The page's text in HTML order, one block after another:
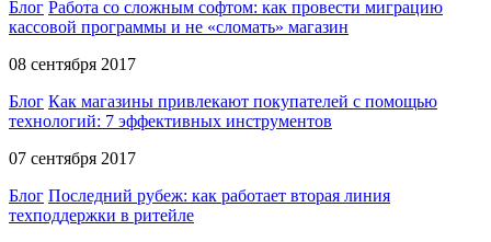
Блог Работа со сложным софтом: как провести миграцию
кассовой программы и не «сломать» магазин
08 сентября 2017
Блог Как магазины привлекают покупателей с помощью
технологий: 7 эффективных инструментов
07 сентября 2017
Блог Последний рубеж: как работает вторая линия
техподдержки в ритейле